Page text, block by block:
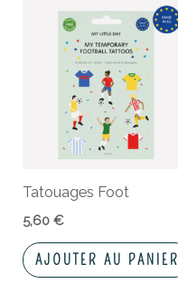
Tatouages Foot
5,60€
AJOUTER AU PANIER